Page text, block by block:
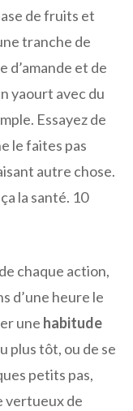
de fruits et
tranche de
d’amande et de
yaourt avec du
Essayez de
le faites pas
autre chose.
ça la santé. 10
chaque action,
d’une heure le
une habitude
plus tôt, ou de se
petits pas,
vertueux de